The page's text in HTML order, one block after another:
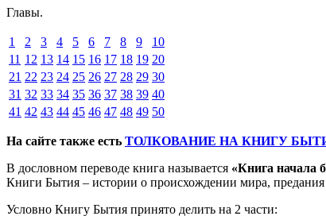
Главы.
1 2 3 4 5 6 7 8 9
10
11 12 13 14 15 16 17 18 19 20
21 22 23 24 25 26 27 28 29 30
31 32 33 34 35 36 37 38 39 40
41 42 43 44 45 46 47 48 49 50
На сайте также есть ТОЛКОВАНИЕ НА КНИГУ
В дословном переводе книга называется «Книга начала
Книги Бытия – истории о происхождении мира,
Условно Книгу Бытия принято делить на 2 части: